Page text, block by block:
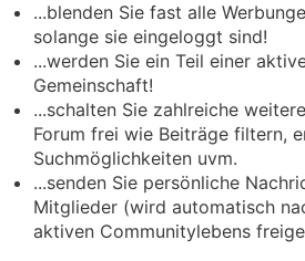
...blenden Sie fast alle
solange sie eingeloggt sind!
...werden Sie ein Teil einer
Gemeinschaft!
...schalten Sie zahlreiche
Forum frei wie Beiträge filtern,
Suchmöglichkeiten uvm.
...senden Sie persönliche
Mitglieder (wird automatisch
aktiven Communitylebens